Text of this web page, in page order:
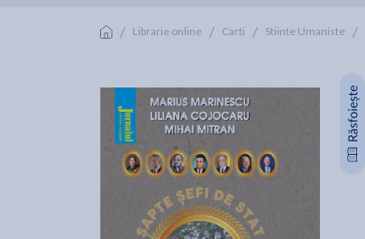
/ Librarie online / Carti / Stiinte Umaniste /